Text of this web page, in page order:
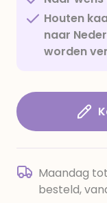
Houten
naar
worden
Maandag
besteld,